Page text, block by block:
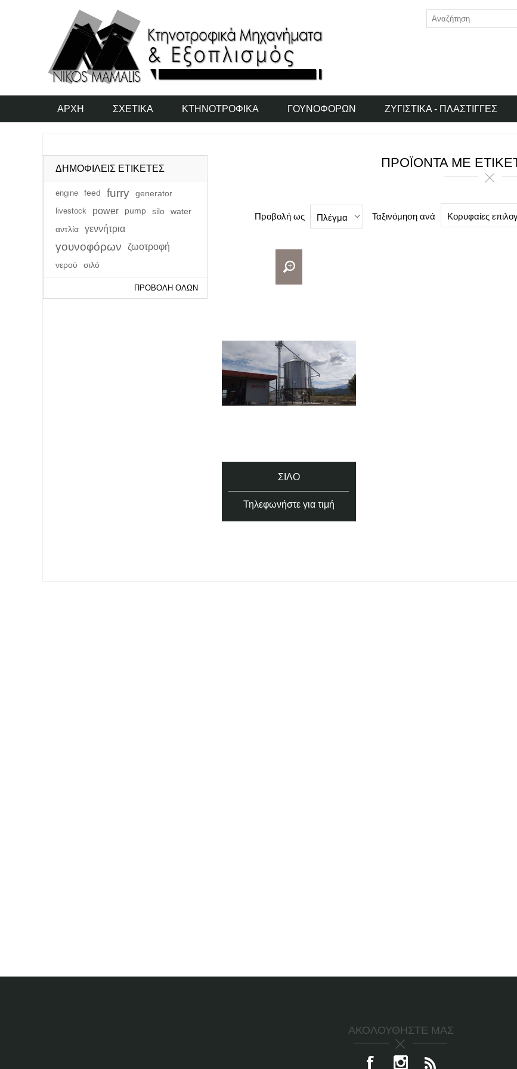
ΑΡΧΉ ΣΧΕΤΙΚΆ ΚΤΗΝΟΤΡΟΦΙΚΆ ΓΟΥΝΟΦΌΡΩΝ ΖΥΓΙΣΤΙΚΆ - ΠΛΆΣΤΙΓΓΕΣ
ΠΡΟΪΌΝΤΑ ΜΕ
Προβολή ως Πλέγμα Ταξινόμηση ανά Κορυφαίες
ΣΙΛΌ
Τηλεφωνήστε για τιμή
ΔΗΜΟΦΙΛΕΙΣ ΕΤΙΚΕΤΕΣ
engine feed furry generator
livestock power pump silo
water
αντλία
γεννήτρια
γουνοφόρων ζωοτροφή
νερού σιλό
ΠΡΟΒΟΛΉ ΌΛΩΝ
ΑΚΟΛΟΥΘΉΣΤΕ ΜΑΣ